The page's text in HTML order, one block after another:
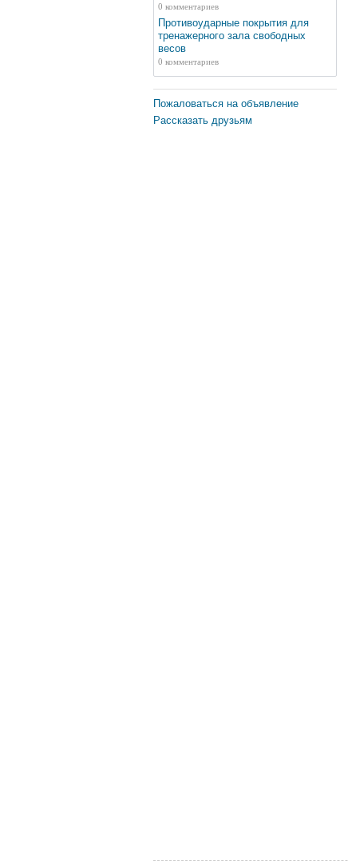
0 комментариев
Противоударные покрытия для
тренажерного зала свободных
весов
0 комментариев
Пожаловаться на объявление
Рассказать друзьям